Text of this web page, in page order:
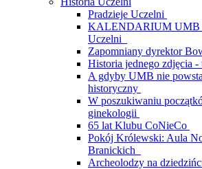
Pradzieje Uczelni
KALENDARIUM UMB
Uczelni
Zapomniany dyrektor
Historia jednego zdjęcia -
A gdyby UMB nie
historyczny
W poszukiwaniu
ginekologii
65 lat Klubu CoNieCo
Pokój Królewski: Aula
Branickich
Archeolodzy na